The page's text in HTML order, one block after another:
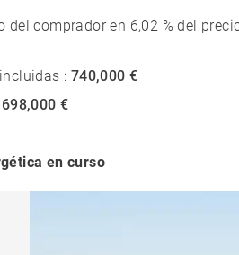
del comprador en 6,02 % del
: 740,000 €
698,000 €
en curso